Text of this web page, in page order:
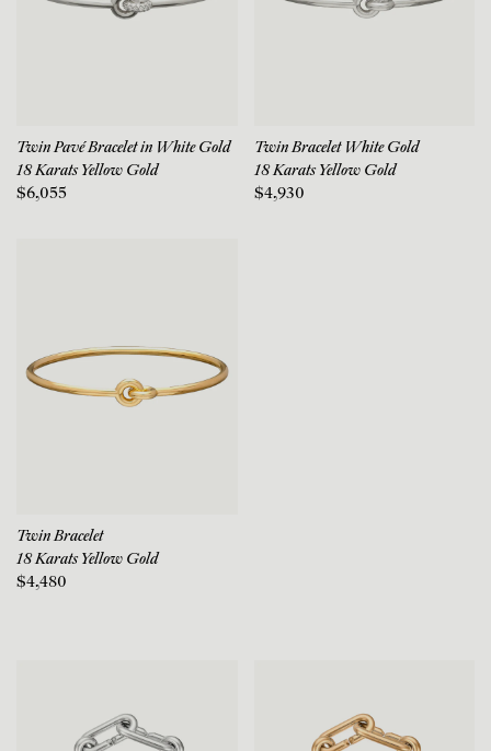
Twin Pavé Bracelet in White Gold
18 Karats Yellow Gold
$6,055
Twin Bracelet White Gold
18 Karats Yellow Gold
$4,930
Twin Bracelet
18 Karats Yellow Gold
$4,480